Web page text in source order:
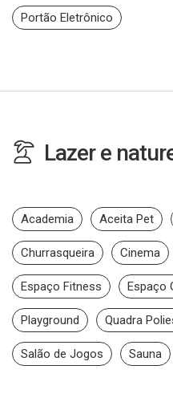
Portão Eletrônico
Lazer e
Academia Aceita Pet
Churrasqueira Cinema
Espaço Fitness Espaço
Playground Quadra
Salão de Jogos Sauna